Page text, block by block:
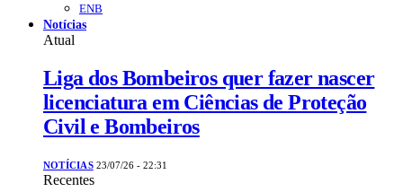
ENB
Notícias
Atual
Liga dos Bombeiros quer fazer nascer
licenciatura em Ciências de Proteção
Civil e Bombeiros
NOTÍCIAS 23/07/26 - 22:31
Recentes